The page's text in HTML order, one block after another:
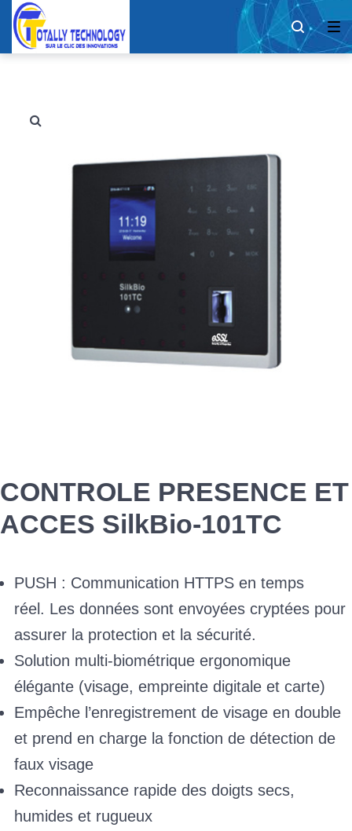
CONTROLE PRESENCE ET
ACCES SilkBio-101TC
PUSH : Communication HTTPS en temps
réel. Les données sont envoyées cryptées pour
assurer la protection et la sécurité.
Solution multi-biométrique ergonomique
élégante (visage, empreinte digitale et carte)
Empêche l’enregistrement de visage en double
et prend en charge la fonction de détection de
faux visage
Reconnaissance rapide des doigts secs,
humides et rugueux